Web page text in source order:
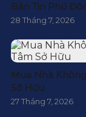
Bản Tin Phú
28 Tháng 7, 2026
Mua Nhà
Sở Hữu
27 Tháng 7, 2026